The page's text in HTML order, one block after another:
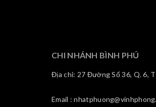
CHI NHÁNH BÌNH PHÚ
Địa chỉ: 27 Đường Số 36, Q. 6,
Email :